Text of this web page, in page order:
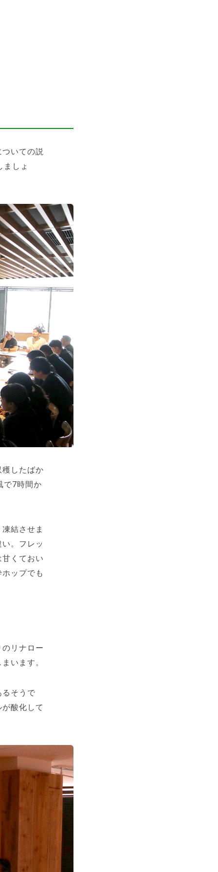
いての説
しょ
したばか
で7時間か
結させま
。フレッ
くておい
ップでも
リナロー
います。
そうで
酸化して